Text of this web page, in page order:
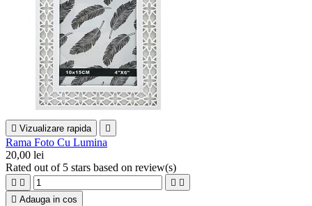
 Vizualizare rapida 
Rama Foto Cu Lumina
20,00 lei
Rated out of 5 stars based on review(s)
   
 Adauga in cos